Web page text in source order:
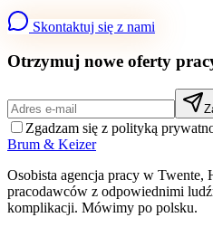
Skontaktuj się z nami
Otrzymuj nowe oferty
Zgadzam się z polityką
Brum & Keizer
Osobista agencja pracy w Twente,
pracodawców z odpowiednimi
komplikacji. Mówimy po polsku.